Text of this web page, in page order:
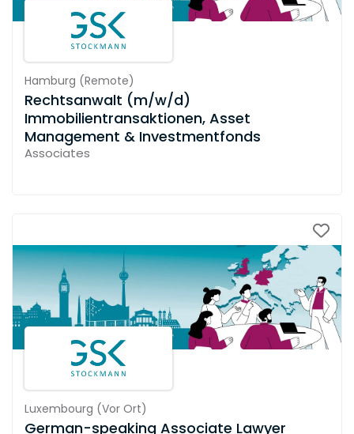
Hamburg (Remote)
Rechtsanwalt (m/w/d)
Immobilientransaktionen, Asset
Management & Investmentfonds
Associates
Luxembourg (Vor Ort)
German-speaking Associate Lawyer